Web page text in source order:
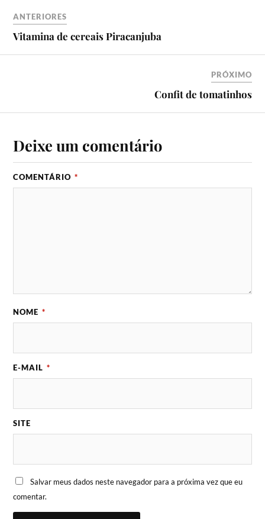
ANTERIORES
Vitamina de cereais Piracanjuba
PRÓXIMO
Confit de tomatinhos
Deixe um comentário
COMENTÁRIO *
NOME *
E-MAIL *
SITE
Salvar meus dados neste navegador para a próxima vez que eu
comentar.